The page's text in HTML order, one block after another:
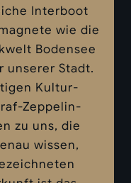
Interboot
wie die
Bodensee
unserer Stadt.
Kultur-
Zeppelin-
zu uns, die
wissen,